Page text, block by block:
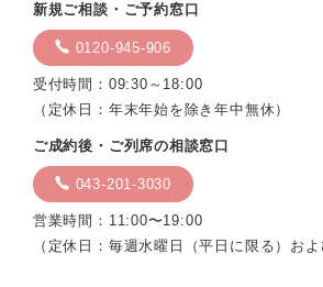
新規ご相談・ご予約窓口
0120-945-906
受付時間：09:30～18:00
（定休日：年末年始を除き年中無休）
ご成約後・ご列席の相談窓口
043-201-3030
営業時間：11:00〜19:00
（定休日：毎週水曜日（平日に限る）およ